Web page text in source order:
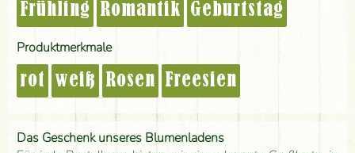
Frühling Romantik Geburtstag
Produktmerkmale
rot weiß Rosen Freesien
Das Geschenk unseres Blumenladens